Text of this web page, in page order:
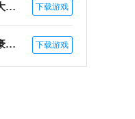
战影破穹（专属神器大陆） 下载游戏
铸兵之王（宿命沉默豪礼送充） 下载游戏